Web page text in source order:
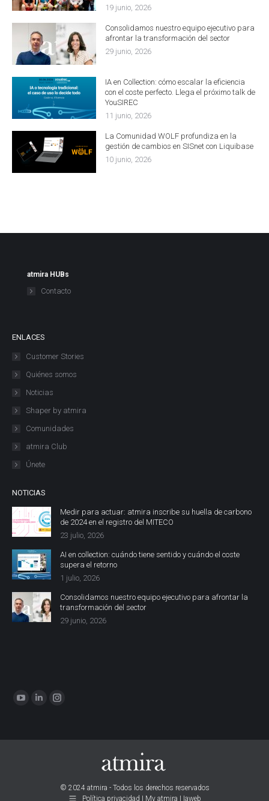
19 junio, 2026
Consolidamos nuestro equipo ejecutivo para
afrontar la transformación del sector
29 junio, 2026
IA en Collection: cómo escalar la eficiencia
con el coste perfecto. Llega el próximo talk de
YouSIREC
11 junio, 2026
La Comunidad WOLF profundiza en la
gestión de cambios en SISnet con Liquibase
10 junio, 2026
atmira HUBs
Contacto
ENLACES
Customer Stories
Quiénes somos
Noticias
Shaper by atmira
Comunidades
atmira Club
Únete
NOTICIAS
Medir para actuar: atmira inscribe su huella de carbono
de 2024 en el registro del MITECO
23 julio, 2026
AI en collection: cuándo tiene sentido y cuándo el coste
supera el retorno
1 julio, 2026
Consolidamos nuestro equipo ejecutivo para afrontar la
transformación del sector
29 junio, 2026
Encuéntranos en:
Linkedin
window
Instagram
window
© 2024 atmira - Todos los derechos reservados
Política privacidad | My atmira | Iaweb